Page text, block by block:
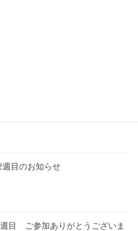
目のお知らせ
目 ご参加ありがとうございま